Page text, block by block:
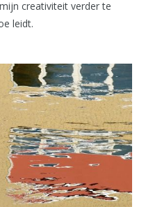
creativiteit verder te
leidt.